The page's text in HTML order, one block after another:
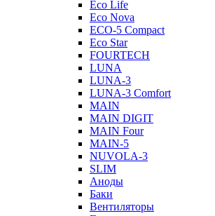
Eco Life
Eco Nova
ECO-5 Compact
Eco Star
FOURTECH
LUNA
LUNA-3
LUNA-3 Comfort
MAIN
MAIN DIGIT
MAIN Four
MAIN-5
NUVOLA-3
SLIM
Аноды
Баки
Вентиляторы